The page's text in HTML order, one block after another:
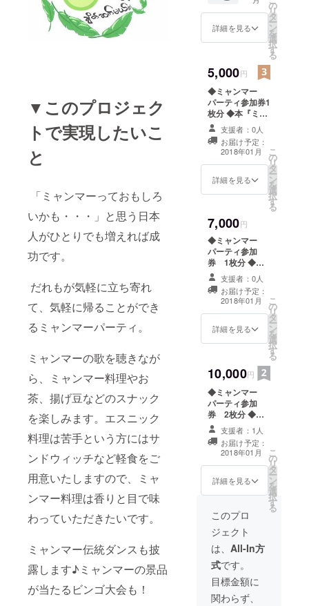
▼このプロジェク
トで実現したいこ
と
「ミャンマーっておもしろ
いかも・・・」と思う日本
人がひとりでも増えれば成
功です。
だれもが気軽に立ち寄れ
て、気軽に帰ることができ
るミャンマーパーティ。
ミャンマーの歌を聴きなが
ら、ミャンマー料理やお
茶、揚げ豆などのスナック
を楽しみます。エスニック
料理は苦手という方にはサ
ンドウィッチなど軽食をご
用意いたしますので、ミャ
ンマー料理は香りと目で味
わっていただきたいです。
ミャンマー伝統ダンスも披
露します♪ミャンマーの景品
が当たるビンゴ大会も！
◆本
『ミャ
ンマー
に学ぶ
海外ビ
40の
ルール:
善人過
ぎず、
したた
かに、
そして
誠実
に』リ
ンク
トゥ
深山沙
著 1冊
詳細を見る
の
リ
タ
ー
ン
を
選
択
す
る
5,000円
◆ミャンマー
パーティ参加券1
枚分 ◆本『ミャ
ンマーに学ぶ海
外ビジネス40の
ルール: 善人過ぎ
ず、したたか
に、そして誠実
に』リンクトゥ
支援者：0人
お届け予定：
2018年01月
詳細を見る
こ
の
リ
タ
ー
ン
を
選
択
す
る
7,000円
◆ミャンマー
パーティ参加
券 1枚分 ◆本
『ミャンマーに
学ぶ海外ビジネ
ス40のルール:
善人過ぎず、し
たたかに、そし
て誠実に』リン
山沙衣子著 1冊
◆ミャンマー雑
貨 1個
支援者：0人
お届け予定：
2018年01月
詳細を見る
こ
の
リ
タ
ー
ン
を
選
択
す
る
10,000円
◆ミャンマー
パーティ参加
券 2枚分 ◆本
『ミャンマーに
学ぶ海外ビジネ
ス40のルール:
善人過ぎず、し
たたかに、そし
て誠実に』リン
山沙衣子著 1冊
◆ミャンマー雑
貨 2個
支援者：1人
お届け予定：
2018年01月
詳細を見る
こ
の
リ
タ
ー
ン
を
選
択
す
る
このプロ
ジェクト
は、 All-In方
式です。
目標金額に
関わらず、